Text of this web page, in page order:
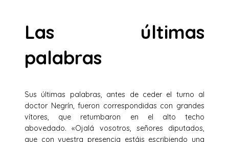
Las últimas
palabras
Sus últimas palabras, antes de ceder el turno al
doctor Negrín, fueron correspondidas con grandes
vítores, que retumbaron en el alto techo
abovedado. «Ojalá vosotros, señores diputados,
que con vuestra presencia estáis escribiendo una